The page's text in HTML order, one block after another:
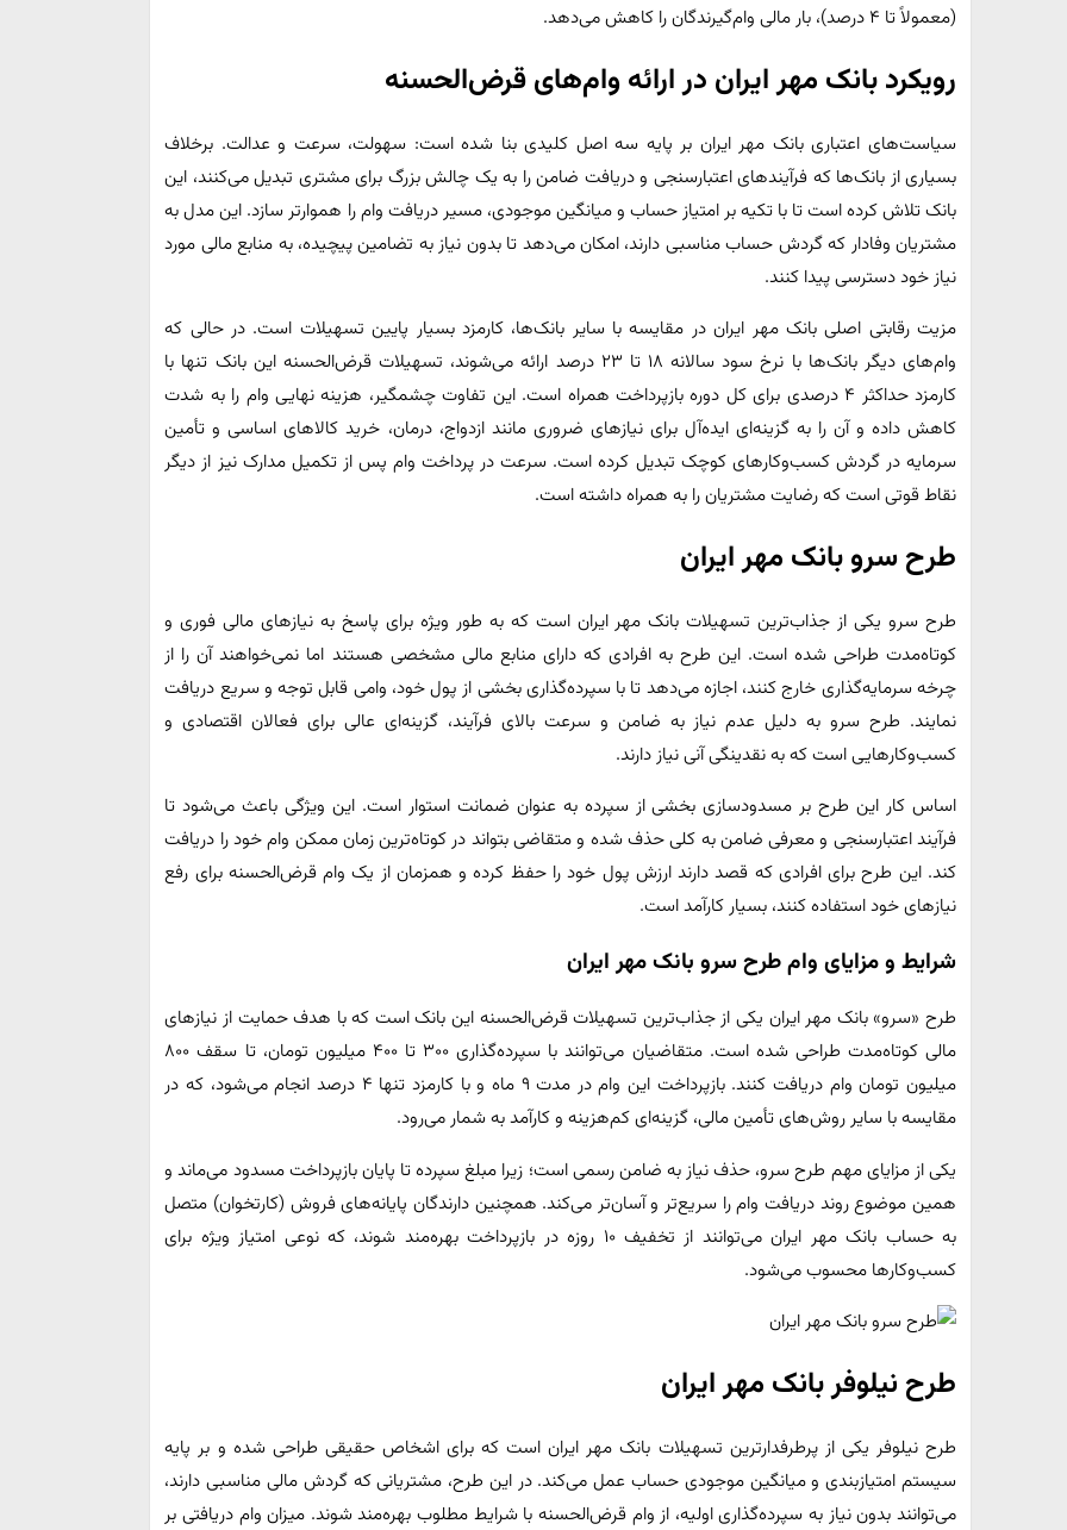
(معمولاً تا ۴ درصد)، بار مالی وام‌گیرندگان را کاهش می‌دهد.
رویکرد بانک مهر ایران در ارائه وام‌های قرض‌الحسنه
سیاست‌های اعتباری بانک مهر ایران بر پایه سه اصل کلیدی بنا شده است: سهولت، سرعت و عدالت. برخلاف
بسیاری از بانک‌ها که فرآیندهای اعتبارسنجی و دریافت ضامن را به یک چالش بزرگ برای مشتری تبدیل می‌کنند، این
بانک تلاش کرده است تا با تکیه بر امتیاز حساب و میانگین موجودی، مسیر دریافت وام را هموارتر سازد. این مدل به
مشتریان وفادار که گردش حساب مناسبی دارند، امکان می‌دهد تا بدون نیاز به تضامین پیچیده، به منابع مالی مورد
نیاز خود دسترسی پیدا کنند.
مزیت رقابتی اصلی بانک مهر ایران در مقایسه با سایر بانک‌ها، کارمزد بسیار پایین تسهیلات است. در حالی که
وام‌های دیگر بانک‌ها با نرخ سود سالانه ۱۸ تا ۲۳ درصد ارائه می‌شوند، تسهیلات قرض‌الحسنه این بانک تنها با
کارمزد حداکثر ۴ درصدی برای کل دوره بازپرداخت همراه است. این تفاوت چشمگیر، هزینه نهایی وام را به شدت
کاهش داده و آن را به گزینه‌ای ایده‌آل برای نیازهای ضروری مانند ازدواج، درمان، خرید کالاهای اساسی و تأمین
سرمایه در گردش کسب‌وکارهای کوچک تبدیل کرده است. سرعت در پرداخت وام پس از تکمیل مدارک نیز از دیگر
نقاط قوتی است که رضایت مشتریان را به همراه داشته است.
طرح سرو بانک مهر ایران
طرح سرو یکی از جذاب‌ترین تسهیلات بانک مهر ایران است که به طور ویژه برای پاسخ به نیازهای مالی فوری و
کوتاه‌مدت طراحی شده است. این طرح به افرادی که دارای منابع مالی مشخصی هستند اما نمی‌خواهند آن را از
چرخه سرمایه‌گذاری خارج کنند، اجازه می‌دهد تا با سپرده‌گذاری بخشی از پول خود، وامی قابل توجه و سریع دریافت
نمایند. طرح سرو به دلیل عدم نیاز به ضامن و سرعت بالای فرآیند، گزینه‌ای عالی برای فعالان اقتصادی و
کسب‌وکارهایی است که به نقدینگی آنی نیاز دارند.
اساس کار این طرح بر مسدودسازی بخشی از سپرده به عنوان ضمانت استوار است. این ویژگی باعث می‌شود تا
فرآیند اعتبارسنجی و معرفی ضامن به کلی حذف شده و متقاضی بتواند در کوتاه‌ترین زمان ممکن وام خود را دریافت
کند. این طرح برای افرادی که قصد دارند ارزش پول خود را حفظ کرده و همزمان از یک وام قرض‌الحسنه برای رفع
نیازهای خود استفاده کنند، بسیار کارآمد است.
شرایط و مزایای وام طرح سرو بانک مهر ایران
طرح «سرو» بانک مهر ایران یکی از جذاب‌ترین تسهیلات قرض‌الحسنه این بانک است که با هدف حمایت از نیازهای
مالی کوتاه‌مدت طراحی شده است. متقاضیان می‌توانند با سپرده‌گذاری ۳۰۰ تا ۴۰۰ میلیون تومان، تا سقف ۸۰۰
میلیون تومان وام دریافت کنند. بازپرداخت این وام در مدت ۹ ماه و با کارمزد تنها ۴ درصد انجام می‌شود، که در
مقایسه با سایر روش‌های تأمین مالی، گزینه‌ای کم‌هزینه و کارآمد به شمار می‌رود.
یکی از مزایای مهم طرح سرو، حذف نیاز به ضامن رسمی است؛ زیرا مبلغ سپرده تا پایان بازپرداخت مسدود می‌ماند و
همین موضوع روند دریافت وام را سریع‌تر و آسان‌تر می‌کند. همچنین دارندگان پایانه‌های فروش (کارتخوان) متصل
به حساب بانک مهر ایران می‌توانند از تخفیف ۱۰ روزه در بازپرداخت بهره‌مند شوند، که نوعی امتیاز ویژه برای
کسب‌وکارها محسوب می‌شود.
طرح نیلوفر بانک مهر ایران
طرح نیلوفر یکی از پرطرفدارترین تسهیلات بانک مهر ایران است که برای اشخاص حقیقی طراحی شده و بر پایه
سیستم امتیازبندی و میانگین موجودی حساب عمل می‌کند. در این طرح، مشتریانی که گردش مالی مناسبی دارند،
می‌توانند بدون نیاز به سپرده‌گذاری اولیه، از وام قرض‌الحسنه با شرایط مطلوب بهره‌مند شوند. میزان وام دریافتی بر